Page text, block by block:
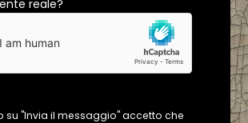
reale?
su "Invia il messaggio" accetto che